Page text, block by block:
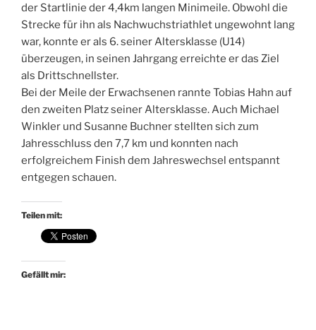
der Startlinie der 4,4km langen Minimeile. Obwohl die
Strecke für ihn als Nachwuchstriathlet ungewohnt lang
war, konnte er als 6. seiner Altersklasse (U14)
überzeugen, in seinen Jahrgang erreichte er das Ziel
als Drittschnellster.
Bei der Meile der Erwachsenen rannte Tobias Hahn auf
den zweiten Platz seiner Altersklasse. Auch Michael
Winkler und Susanne Buchner stellten sich zum
Jahresschluss den 7,7 km und konnten nach
erfolgreichem Finish dem Jahreswechsel entspannt
entgegen schauen.
Teilen mit:
Gefällt mir: